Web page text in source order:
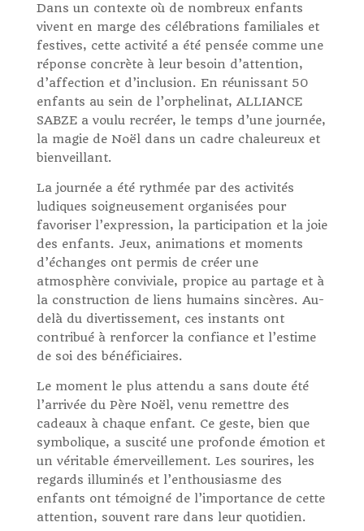
Dans un contexte où de nombreux enfants
vivent en marge des célébrations familiales et
festives, cette activité a été pensée comme une
réponse concrète à leur besoin d’attention,
d’affection et d’inclusion. En réunissant 50
enfants au sein de l’orphelinat, ALLIANCE
SABZE a voulu recréer, le temps d’une journée,
la magie de Noël dans un cadre chaleureux et
bienveillant.
La journée a été rythmée par des activités
ludiques soigneusement organisées pour
favoriser l’expression, la participation et la joie
des enfants. Jeux, animations et moments
d’échanges ont permis de créer une
atmosphère conviviale, propice au partage et à
la construction de liens humains sincères. Au-
delà du divertissement, ces instants ont
contribué à renforcer la confiance et l’estime
de soi des bénéficiaires.
Le moment le plus attendu a sans doute été
l’arrivée du Père Noël, venu remettre des
cadeaux à chaque enfant. Ce geste, bien que
symbolique, a suscité une profonde émotion et
un véritable émerveillement. Les sourires, les
regards illuminés et l’enthousiasme des
enfants ont témoigné de l’importance de cette
attention, souvent rare dans leur quotidien.